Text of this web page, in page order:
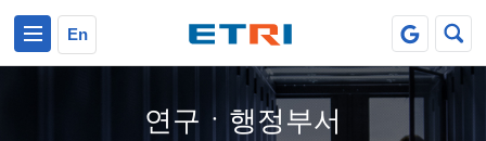
En
연구ㆍ행정부서